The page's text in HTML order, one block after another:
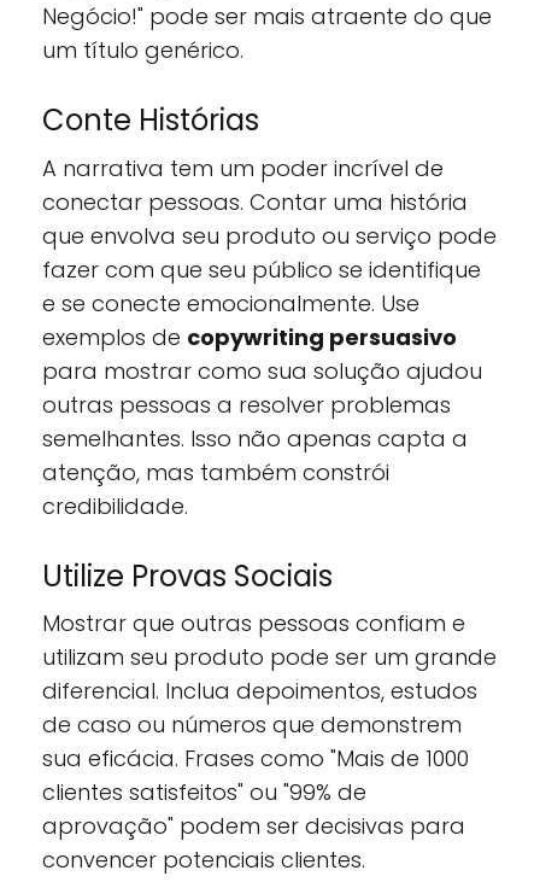
Negócio!" pode ser mais atraente do que
um título genérico.
Conte Histórias
A narrativa tem um poder incrível de
conectar pessoas. Contar uma história
que envolva seu produto ou serviço pode
fazer com que seu público se identifique
e se conecte emocionalmente. Use
exemplos de copywriting persuasivo
para mostrar como sua solução ajudou
outras pessoas a resolver problemas
semelhantes. Isso não apenas capta a
atenção, mas também constrói
credibilidade.
Utilize Provas Sociais
Mostrar que outras pessoas confiam e
utilizam seu produto pode ser um grande
diferencial. Inclua depoimentos, estudos
de caso ou números que demonstrem
sua eficácia. Frases como "Mais de 1000
clientes satisfeitos" ou "99% de
aprovação" podem ser decisivas para
convencer potenciais clientes.